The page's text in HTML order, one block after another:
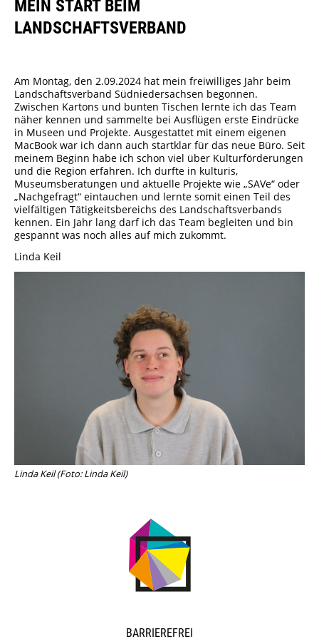
MEIN START BEIM
LANDSCHAFTSVERBAND
Am Montag, den 2.09.2024 hat mein freiwilliges Jahr beim
Landschaftsverband Südniedersachsen begonnen.
Zwischen Kartons und bunten Tischen lernte ich das Team
näher kennen und sammelte bei Ausflügen erste Eindrücke
in Museen und Projekte. Ausgestattet mit einem eigenen
MacBook war ich dann auch startklar für das neue Büro. Seit
meinem Beginn habe ich schon viel über Kulturförderungen
und die Region erfahren. Ich durfte in kulturis,
Museumsberatungen und aktuelle Projekte wie „SAVe“ oder
„Nachgefragt“ eintauchen und lernte somit einen Teil des
vielfältigen Tätigkeitsbereichs des Landschaftsverbands
kennen. Ein Jahr lang darf ich das Team begleiten und bin
gespannt was noch alles auf mich zukommt.
Linda Keil
Linda Keil (Foto: Linda Keil)
BARRIEREFREI
Städtisches Museum Seesen
StadtMuseum Einbeck
Heimatmuseum Duderstadt
Stadt- und Tiermuseum Alfeld
Heimatmuseum Northeim
Heimatmuseum Moringen
Stadtmuseum Bad Gandersheim
Porzellanmuseum Schloss Fürstenberg